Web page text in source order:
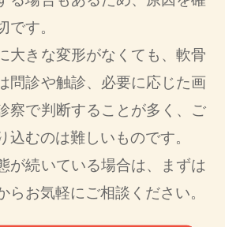
です。
大きな変形がなくても、軟骨
問診や触診、必要に応じた画
察で判断することが多く、ご
込むのは難しいものです。
が続いている場合は、まずは
らお気軽にご相談ください。